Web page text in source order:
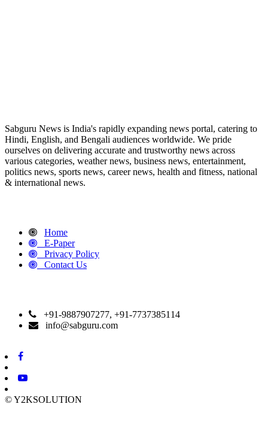
Sabguru News is India's rapidly expanding news portal, catering to
Hindi, English, and Bengali audiences worldwide. We pride
ourselves on delivering accurate and trustworthy news across
various categories, weather news, business news, entertainment,
politics news, sports news, career news, health and fitness, national
& international news.
Home
E-Paper
Privacy Policy
Contact Us
+91-9887907277, +91-7737385114
info@sabguru.com
© Y2KSOLUTION